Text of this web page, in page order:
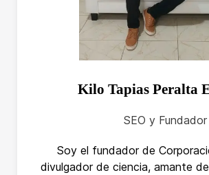
Kilo Tapias Peralta
SEO y Fundador
Soy el fundador de
divulgador de ciencia, amante